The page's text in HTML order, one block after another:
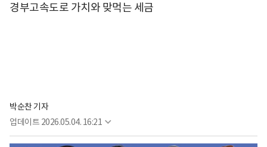
경부고속도로 가치와 맞먹는 세금
박순찬 기자
업데이트 2026.05.04. 16:21